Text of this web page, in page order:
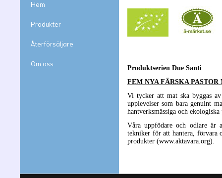
Hem
Produkter
Återförsäljare
Om oss
Produktserien Due Santi
FEM NYA FÄRSKA PASTOR
Vi tycker att mat ska byggas
upplevelser som bara genuint
hantverksmässiga och
Våra uppfödare och odlare är
tekniker för att hantera, förvara
produkter (www.aktavara.org).